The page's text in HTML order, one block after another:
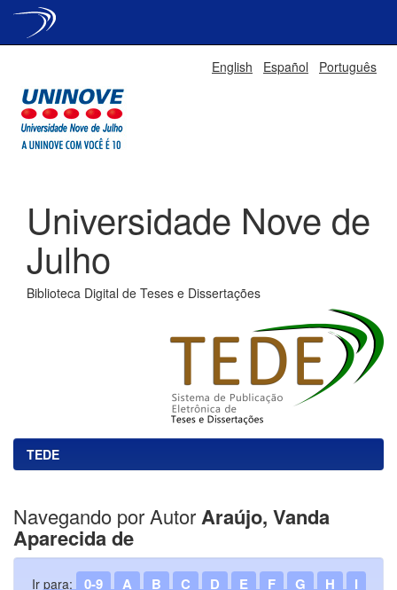
English Español Português
Universidade Nove de
Julho
Biblioteca Digital de Teses e Dissertações
TEDE
Navegando por AutorAraújo, Vanda
Aparecida de
Ir para: 0-9 A B C D E F G H
I